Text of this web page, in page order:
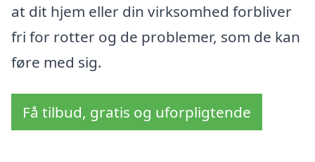
at dit hjem eller din virksomhed forbliver
fri for rotter og de problemer, som de kan
føre med sig.
Få tilbud, gratis og uforpligtende